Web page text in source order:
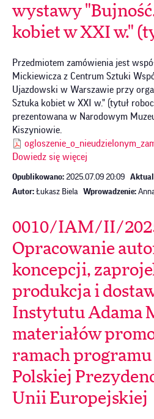
wystawy
kobiet w XXI w."
Przedmiotem zamówienia jest
Mickiewicza z Centrum Sztuki
Ujazdowski w Warszawie przy
Sztuka kobiet w XXI w." (tytuł
prezentowana w Narodowym
Kiszyniowie.
Dowiedz się więcej
Opublikowano: 2025.07.09 20:09
Autor: Łukasz Biela Wprowadzenie:
0010/IAM/II/
Opracowanie
koncepcji,
produkcja i
Instytutu Adama
materiałów
ramach
Polskiej
Unii Europejskiej